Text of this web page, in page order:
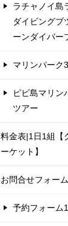
ラチャノイ島
ダイビングブ
ーンダイバー
マリンパーク
ピピ島マリン
ツアー
料金表|1日1組【
ーケット】
お問合せフォーム
予約フォーム